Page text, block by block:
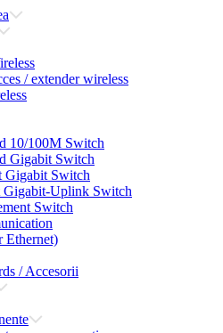
/ extender wireless
10/100M Switch
Gigabit Switch
Gigabit Switch
Gigabit-Uplink Switch
Switch
Ethernet)
/ Accesorii